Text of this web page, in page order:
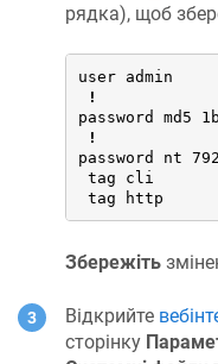
рядка), щоб
user admin
!
password md5
!
password nt
tag cli
tag http
Збережіть
Відкрийте
сторінку